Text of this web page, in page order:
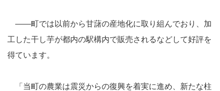
――町では以前から甘藷の産地化に取り組んでおり、加
工した干し芋が都内の駅構内で販売されるなどして好評を
得ています。
「当町の農業は震災からの復興を着実に進め、新たな柱